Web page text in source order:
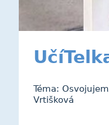
Téma:
Vrtišková